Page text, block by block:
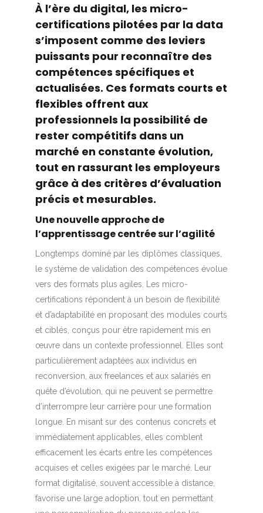
À l’ère du digital, les micro-
certifications pilotées par la data
s’imposent comme des leviers
puissants pour reconnaître des
compétences spécifiques et
actualisées. Ces formats courts et
flexibles offrent aux
professionnels la possibilité de
rester compétitifs dans un
marché en constante évolution,
tout en rassurant les employeurs
grâce à des critères d’évaluation
précis et mesurables.
Une nouvelle approche de
l’apprentissage centrée sur l’agilité
Longtemps dominé par les diplômes classiques,
le système de validation des compétences évolue
vers des formats plus agiles. Les micro-
certifications répondent à un besoin de flexibilité
et d’adaptabilité en proposant des modules courts
et ciblés, conçus pour être rapidement mis en
œuvre dans un contexte professionnel. Elles sont
particulièrement adaptées aux individus en
reconversion, aux freelances et aux salariés en
quête d’évolution, qui ne peuvent se permettre
d’interrompre leur carrière pour une formation
longue. En misant sur des contenus concrets et
immédiatement applicables, elles comblent
efficacement les écarts entre les compétences
acquises et celles exigées par le marché. Leur
format digitalisé, souvent accessible à distance,
favorise une large adoption, tout en permettant